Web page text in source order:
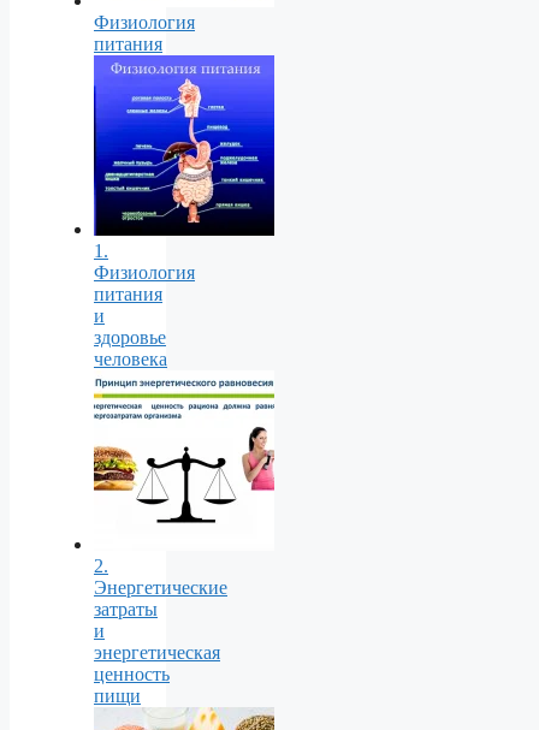
Физиология
питания
1.
Физиология
питания
и
здоровье
человека
2.
Энергетические
затраты
и
энергетическая
ценность
пищи